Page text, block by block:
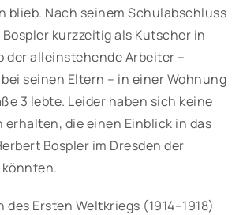
blieb. Nach seinem Schulabschluss
kurzzeitig als Kutscher in
der alleinstehende Arbeiter –
seinen Eltern – in einer Wohnung
3 lebte. Leider haben sich keine
die einen Einblick in das
Bospler im Dresden der
des Ersten Weltkriegs (1914–1918)